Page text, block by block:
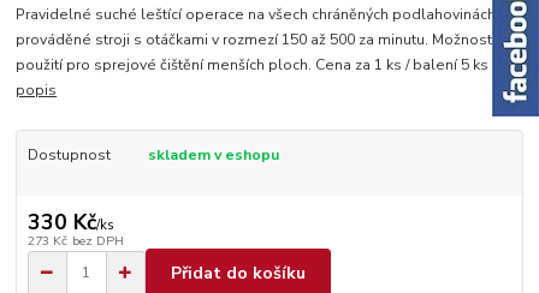
Pravidelné suché leštící operace na všech chráněných podlahovinách
prováděné stroji s otáčkami v rozmezí 150 až 500 za minutu. Možnost
použití pro sprejové čištění menších ploch. Cena za 1 ks / balení 5 ks
celý
popis
Dostupnost skladem v eshopu
330 Kč/ks
273 Kč bez DPH
Přidat do košíku